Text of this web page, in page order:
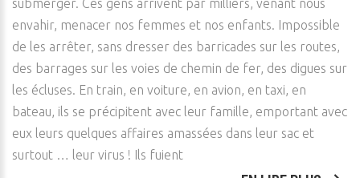
submerger. Ces gens arrivent par milliers, venant nous
envahir, menacer nos femmes et nos enfants. Impossible
de les arrêter, sans dresser des barricades sur les routes,
des barrages sur les voies de chemin de fer, des digues sur
les écluses. En train, en voiture, en avion, en taxi, en
bateau, ils se précipitent avec leur famille, emportant avec
eux leurs quelques affaires amassées dans leur sac et
surtout … leur virus ! Ils fuient